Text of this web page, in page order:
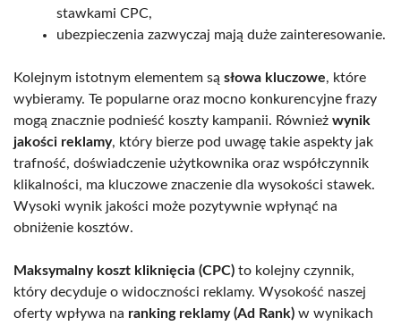
stawkami CPC,
ubezpieczenia zazwyczaj mają duże zainteresowanie.
Kolejnym istotnym elementem są słowa kluczowe, które
wybieramy. Te popularne oraz mocno konkurencyjne frazy
mogą znacznie podnieść koszty kampanii. Również wynik
jakości reklamy, który bierze pod uwagę takie aspekty jak
trafność, doświadczenie użytkownika oraz współczynnik
klikalności, ma kluczowe znaczenie dla wysokości stawek.
Wysoki wynik jakości może pozytywnie wpłynąć na
obniżenie kosztów.
Maksymalny koszt kliknięcia (CPC) to kolejny czynnik,
który decyduje o widoczności reklamy. Wysokość naszej
oferty wpływa na ranking reklamy (Ad Rank) w wynikach